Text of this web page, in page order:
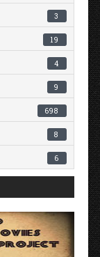
3
19
4
9
698
8
6